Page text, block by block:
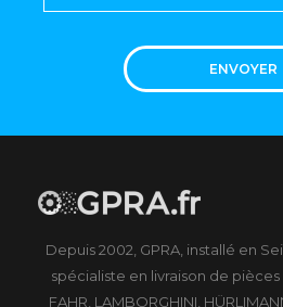
ENVOYER
Depuis 2002, GPRA, installé en
spécialiste en livraison de
FAHR, LAMBORGHINI,